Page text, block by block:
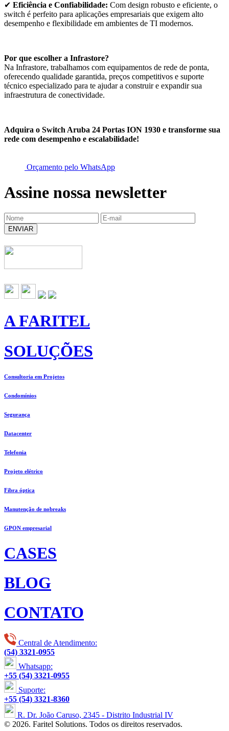
✔ Eficiência e Confiabilidade: Com design robusto e eficiente, o
switch é perfeito para aplicações empresariais que exigem alto
desempenho e flexibilidade em ambientes de TI modernos.
Por que escolher a Infrastore?
Na Infrastore, trabalhamos com equipamentos de rede de ponta,
oferecendo qualidade garantida, preços competitivos e suporte
técnico especializado para te ajudar a construir e expandir sua
infraestrutura de conectividade.
Adquira o Switch Aruba 24 Portas ION 1930 e transforme sua
rede com desempenho e escalabilidade!
Orçamento pelo WhatsApp
Assine nossa newsletter
ENVIAR
A FARITEL
SOLUÇÕES
Consultoria em Projetos
Condomínios
Segurança
Datacenter
Telefonia
Projeto elétrico
Fibra óptica
Manutenção de nobreaks
GPON empresarial
CASES
BLOG
CONTATO
Central de Atendimento:
(54) 3321-0955
Whatsapp:
+55 (54) 3321-0955
Suporte:
+55 (54) 3321-8360
R. Dr. João Caruso, 2345 - Distrito Industrial IV
© 2026. Faritel Solutions. Todos os direitos reservados.